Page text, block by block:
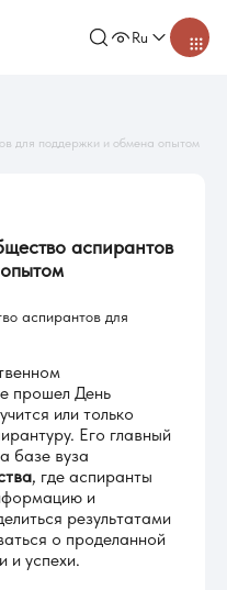
Ru
для поддержки и обмена опытом
аспирантов
прошел День
или только
Его главный
базе вуза
, где аспиранты
и
результатами
о проделанной
и успехи.